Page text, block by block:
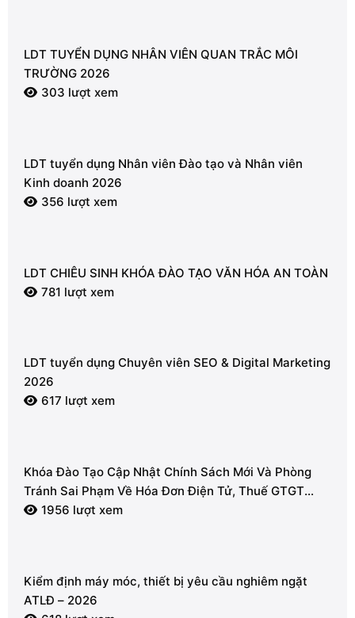
LDT TUYỂN DỤNG NHÂN VIÊN QUAN TRẮC MÔI
TRƯỜNG 2026
303 lượt xem
LDT tuyển dụng Nhân viên Đào tạo và Nhân viên
Kinh doanh 2026
356 lượt xem
LDT CHIÊU SINH KHÓA ĐÀO TẠO VĂN HÓA AN TOÀN
781 lượt xem
LDT tuyển dụng Chuyên viên SEO & Digital Marketing
2026
617 lượt xem
Khóa Đào Tạo Cập Nhật Chính Sách Mới Và Phòng
Tránh Sai Phạm Về Hóa Đơn Điện Tử, Thuế GTGT
20261956 lượt xem
Kiểm định máy móc, thiết bị yêu cầu nghiêm ngặt
ATLĐ – 2026